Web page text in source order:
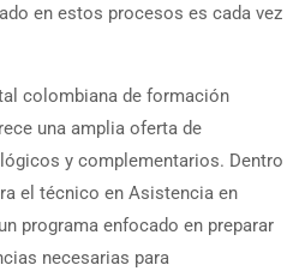
en estos procesos es cada vez
colombiana de formación
una amplia oferta de
y complementarios. Dentro
el técnico en Asistencia en
programa enfocado en preparar
necesarias para